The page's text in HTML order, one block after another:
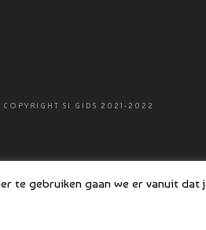
SI GIDS 2021-2022
te gebruiken gaan we er vanuit dat